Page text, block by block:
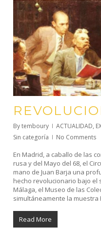
Bytemboury ACTUALIDAD,
Sin categoría
No Comments
En Madrid, a caballo de las
rusa y del Mayo del 68, el
mano de Juan Barja una
hecho revolucionario bajo el
Málaga, el Museo de las
simultáneamente la muestra
Read More